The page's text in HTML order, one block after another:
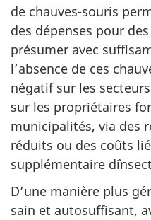
de chauves-souris
des dépenses pour
présumer avec
l’absence de ces
négatif sur les
sur les propriétaires
municipalités, via des
réduits ou des coûts
supplémentaire
D’une manière plus
sain et autosuffisant,